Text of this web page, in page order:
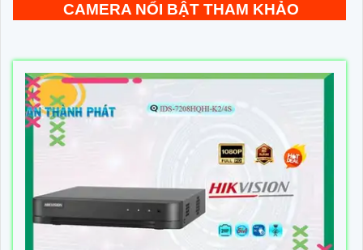
CAMERA NỔI BẬT THAM KHẢO